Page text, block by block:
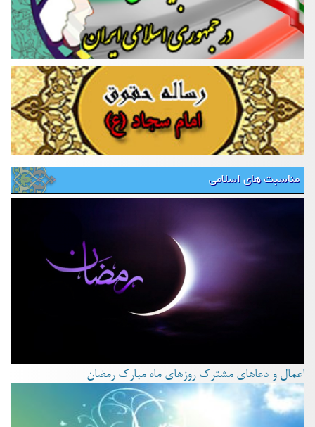
مناسبت های اسلامی
اعمال و دعاهای مشترک روزهای ماه مبارک رمضان